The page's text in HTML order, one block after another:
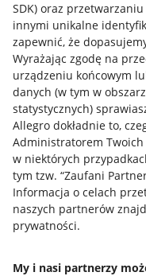
SDK) oraz
innymi unikalne
zapewnić, że
Wyrażając zgodę na
urządzeniu końcowym
danych (w tym w
statystycznych)
Allegro dokładnie to,
Administratorem
w niektórych
tym tzw. “Zaufani
Informacja o celach
naszych partnerów
prywatności.
My i nasi partnerzy
Przydatne informacje
Jak to działa